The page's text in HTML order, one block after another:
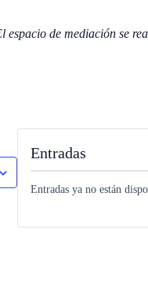
espacio de mediación se
Entradas
Entradas ya no están